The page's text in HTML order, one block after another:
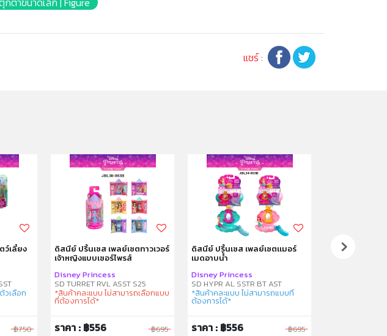
แชร์ :
ว์เลี้ยง
วเลือก
฿750
ดิสนีย์ ปริ้นเซส เพลย์เซตทาวเวอร์
เจ้าหญิงแบบเซอร์ไพรส์
Disney Princess
SD TURRET RVL ASST S25
*สินค้าคละแบบ ไม่สามารถเลือกแบบ
ที่ต้องการได้*
ราคา : ฿556 ฿695
ดิสนีย์ ปริ้นเซส เพลย์เซตเเมอร์
เมดอาบน้ำ
Disney Princess
SD HYPR AL SSTR BT AST
*สินค้าคละแบบ ไม่สามารถแบบที่
ต้องการได้*
ราคา : ฿556 ฿695
ดิสนีย์ ปริ้นเซส